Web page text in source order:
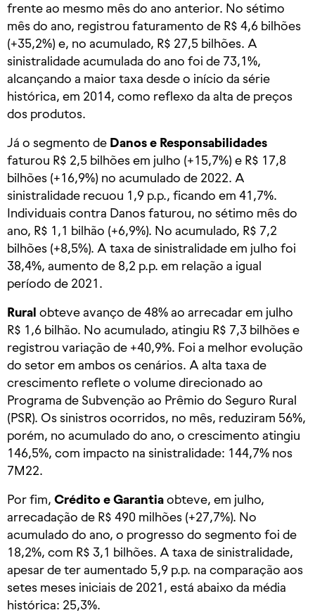
frente ao mesmo mês do ano anterior. No sétimo
mês do ano, registrou faturamento de R$ 4,6 bilhões
(+35,2%) e, no acumulado, R$ 27,5 bilhões. A
sinistralidade acumulada do ano foi de 73,1%,
alcançando a maior taxa desde o início da série
histórica, em 2014, como reflexo da alta de preços
dos produtos.
Já o segmento de Danos e Responsabilidades
faturou R$ 2,5 bilhões em julho (+15,7%) e R$ 17,8
bilhões (+16,9%) no acumulado de 2022. A
sinistralidade recuou 1,9 p.p., ficando em 41,7%.
Individuais contra Danos faturou, no sétimo mês do
ano, R$ 1,1 bilhão (+6,9%). No acumulado, R$ 7,2
bilhões (+8,5%). A taxa de sinistralidade em julho foi
38,4%, aumento de 8,2 p.p. em relação a igual
período de 2021.
Rural obteve avanço de 48% ao arrecadar em julho
R$ 1,6 bilhão. No acumulado, atingiu R$ 7,3 bilhões e
registrou variação de +40,9%. Foi a melhor evolução
do setor em ambos os cenários. A alta taxa de
crescimento reflete o volume direcionado ao
Programa de Subvenção ao Prêmio do Seguro Rural
(PSR). Os sinistros ocorridos, no mês, reduziram 56%,
porém, no acumulado do ano, o crescimento atingiu
146,5%, com impacto na sinistralidade: 144,7% nos
7M22.
Por fim, Crédito e Garantiaobteve, em julho,
arrecadação de R$ 490 milhões (+27,7%). No
acumulado do ano, o progresso do segmento foi de
18,2%, com R$ 3,1 bilhões. A taxa de sinistralidade,
apesar de ter aumentado 5,9 p.p. na comparação aos
setes meses iniciais de 2021, está abaixo da média
histórica: 25,3%.